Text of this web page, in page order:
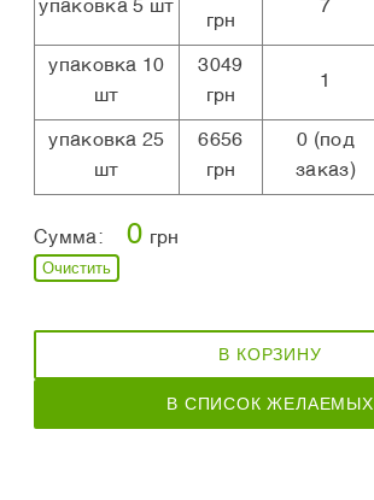
упаковка 5 шт
грн
7
упаковка 10
шт
3049
грн
1
упаковка 25
шт
6656
грн
0 (под
заказ)
Сумма: 0 грн
Очистить
В КОРЗИНУ
В СПИСОК ЖЕЛАЕМЫХ